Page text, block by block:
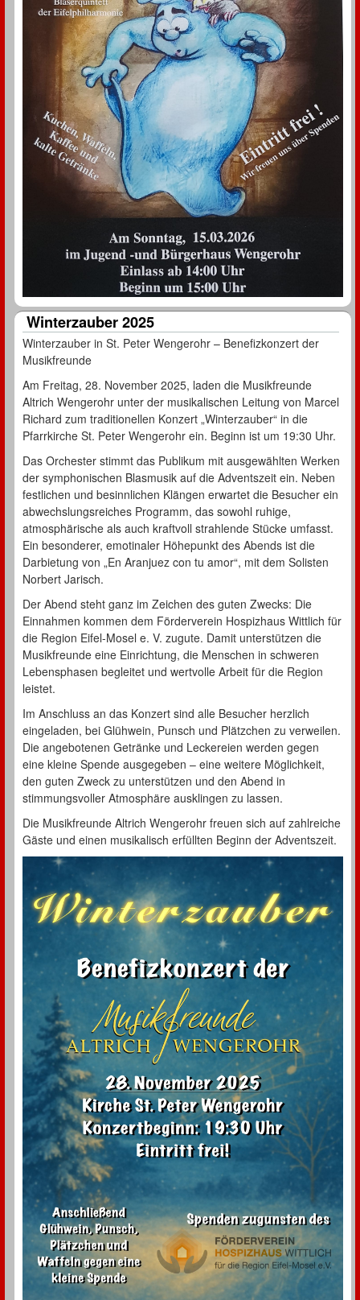
Winterzauber 2025
Winterzauber in St. Peter Wengerohr – Benefizkonzert der
Musikfreunde
Am Freitag, 28. November 2025, laden die Musikfreunde
Altrich Wengerohr unter der musikalischen Leitung von Marcel
Richard zum traditionellen Konzert „Winterzauber“ in die
Pfarrkirche St. Peter Wengerohr ein. Beginn ist um 19:30 Uhr.
Das Orchester stimmt das Publikum mit ausgewählten Werken
der symphonischen Blasmusik auf die Adventszeit ein. Neben
festlichen und besinnlichen Klängen erwartet die Besucher ein
abwechslungsreiches Programm, das sowohl ruhige,
atmosphärische als auch kraftvoll strahlende Stücke umfasst.
Ein besonderer, emotinaler Höhepunkt des Abends ist die
Darbietung von „En Aranjuez con tu amor“, mit dem Solisten
Norbert Jarisch.
Der Abend steht ganz im Zeichen des guten Zwecks: Die
Einnahmen kommen dem Förderverein Hospizhaus Wittlich für
die Region Eifel-Mosel e. V. zugute. Damit unterstützen die
Musikfreunde eine Einrichtung, die Menschen in schweren
Lebensphasen begleitet und wertvolle Arbeit für die Region
leistet.
Im Anschluss an das Konzert sind alle Besucher herzlich
eingeladen, bei Glühwein, Punsch und Plätzchen zu verweilen.
Die angebotenen Getränke und Leckereien werden gegen
eine kleine Spende ausgegeben – eine weitere Möglichkeit,
den guten Zweck zu unterstützen und den Abend in
stimmungsvoller Atmosphäre ausklingen zu lassen.
Die Musikfreunde Altrich Wengerohr freuen sich auf zahlreiche
Gäste und einen musikalisch erfüllten Beginn der Adventszeit.